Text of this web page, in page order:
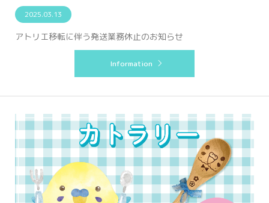
2026.02.19
2025.03.13
アトリエ移転に伴う発送業務休止のお知らせ
2024.08.15
システムエラー発生のお詫び
2023.09.27
2023.03.15
Information